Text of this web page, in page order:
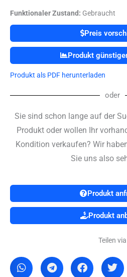
Funktionaler Zustand: Gebraucht
Preis
Produkt
Produkt als PDF herunterladen
oder
Sie sind schon lange auf der
Produkt oder wollen Ihr
Kondition verkaufen? Wir
Sie uns also
Produkt
Produkt
Teilen via